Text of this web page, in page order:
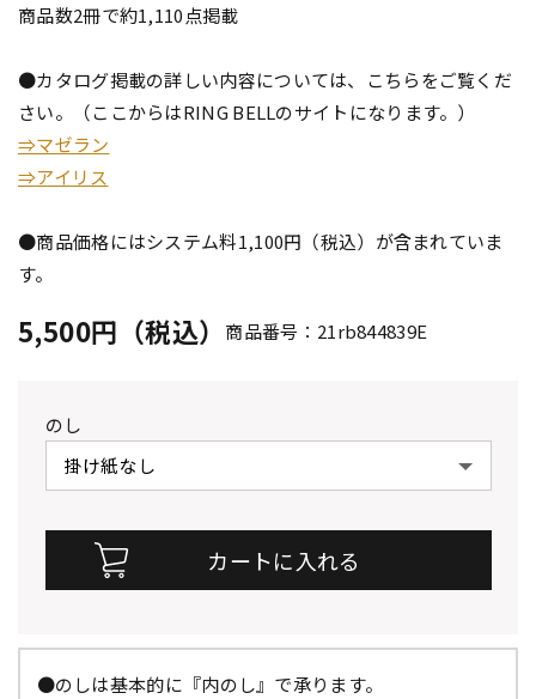
商品数2冊で約1,110点掲載
●カタログ掲載の詳しい内容については、こちらをご覧くだ
さい。（ここからはRING BELLのサイトになります。）
⇒マゼラン
⇒アイリス
●商品価格にはシステム料1,100円（税込）が含まれていま
す。
5,500円（税込） 商品番号：21rb844839E
のし
●のしは基本的に『内のし』で承ります。